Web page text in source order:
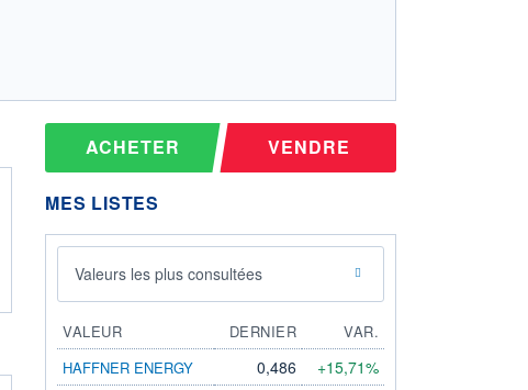
ACHETER VENDRE
MES LISTES
Valeurs les plus consultées
VALEUR DERNIER
VAR.
HAFFNER ENERGY
0,486 +15,71%